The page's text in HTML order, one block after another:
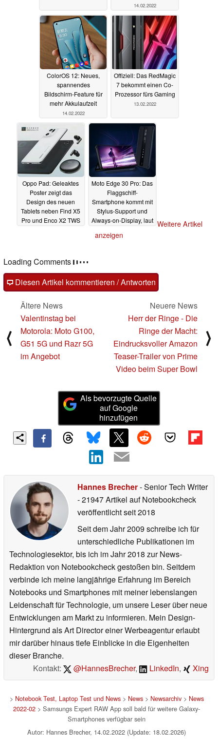
14.02.2022
ColorOS 12: Neues,
spannendes
Bildschirm-Feature für
mehr Akkulaufzeit
14.02.2022
Offiziell: Das RedMagic
7 bekommt einen Co-
Prozessor fürs Gaming
13.02.2022
Oppo Pad: Geleaktes
Poster zeigt das
Design des neuen
Tablets neben Find X5
Pro und Enco X2 TWS
Moto Edge 30 Pro: Das
Flaggschiff-
Smartphone kommt mit
Stylus-Support und
Always-on-Display, laut
12.02.2022
Weitere Artikel
anzeigen
Loading Comments
Diesen Artikel kommentieren / Antworten
⟨
Ältere News
Valentinstag bei
Motorola: Moto G100,
G51 5G und Razr 5G
im Angebot
Neuere News
Herr der Ringe - Die
Ringe der Macht:
Eindrucksvoller Amazon
Teaser-Trailer von Prime
Video beim Super Bowl
⟩
Als bevorzugte Quelle
auf Google
hinzufügen
Hannes Brecher- Senior Tech Writer
- 21947 Artikel auf Notebookcheck
veröffentlichtseit 2018
Seit dem Jahr 2009 schreibe ich für
unterschiedliche Publikationen im
Technologiesektor, bis ich im Jahr 2018 zur News-
Redaktion von Notebookcheck gestoßen bin. Seitdem
verbinde ich meine langjährige Erfahrung im Bereich
Notebooks und Smartphones mit meiner lebenslangen
Leidenschaft für Technologie, um unsere Leser über neue
Entwicklungen am Markt zu informieren. Mein Design-
Hintergrund als Art Director einer Werbeagentur erlaubt
mir darüber hinaus tiefe Einblicke in die Eigenheiten
dieser Branche.
Kontakt:
@HannesBrecher, LinkedIn, Xing
> Notebook Test, Laptop Test und News> News> Newsarchiv> News
2022-02 > Samsungs Expert RAW App soll bald für weitere Galaxy-
Smartphones verfügbar sein
Autor: Hannes Brecher, 14.02.2022 (Update: 18.02.2026)